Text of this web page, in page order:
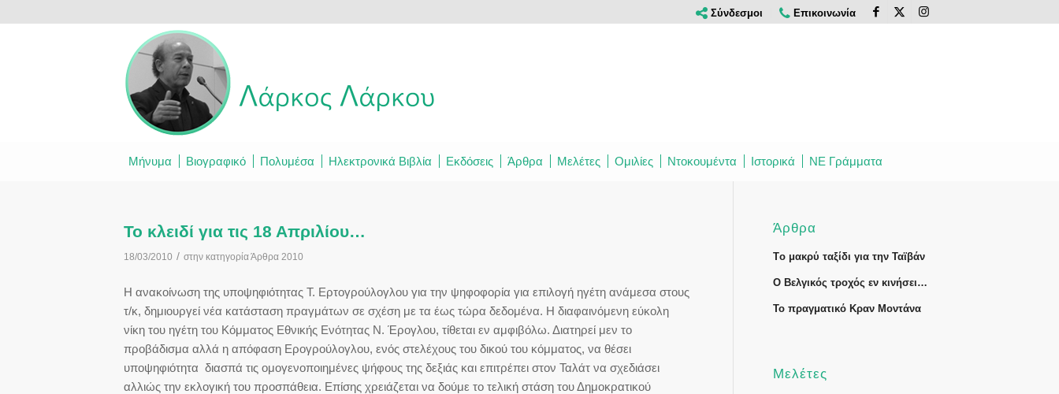
Σύνδεσμοι Επικοινωνία
Μήνυμα Βιογραφικό Πολυμέσα Ηλεκτρονικά Βιβλία Εκδόσεις Άρθρα Μελέτες Ομιλίες Ντοκουμέντα Ιστορικά ΝΕ Γράμματα
Το κλειδί για τις 18 Απριλίου…
18/03/2010 / στην κατηγορίαΆρθρα 2010
Η ανακοίνωση της υποψηφιότητας Τ. Ερτογρούλογλου για την ψηφοφορία για επιλογή ηγέτη ανάμεσα στους
τ/κ, δημιουργεί νέα κατάσταση πραγμάτων σε σχέση με τα έως τώρα δεδομένα. Η διαφαινόμενη εύκολη
νίκη του ηγέτη του Κόμματος Εθνικής Ενότητας Ν. Έρογλου, τίθεται εν αμφιβόλω. Διατηρεί μεν το
προβάδισμα αλλά η απόφαση Ερογρούλογλου, ενός στελέχους του δικού του κόμματος, να θέσει
υποψηφιότητα διασπά τις ομογενοποιημένες ψήφους της δεξιάς και επιτρέπει στον Ταλάτ να σχεδιάσει
αλλιώς την εκλογική του προσπάθεια. Επίσης χρειάζεται να δούμε το τελική στάση του Δημοκρατικού
Άρθρα
Tο μακρύ ταξίδι για την Ταϊβάν
Ο Βελγικός τροχός εν κινήσει…
Το πραγματικό Κραν Μοντάνα
Μελέτες